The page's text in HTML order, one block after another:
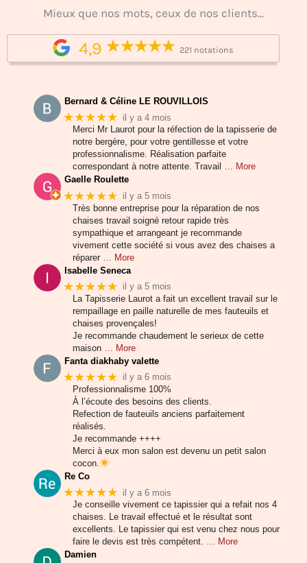
Mieux que nos mots, ceux de nos clients...
4,9 221 notations
Bernard & Céline LE ROUVILLOIS
★★★★★ il y a 4 mois
Merci Mr Laurot pour la réfection de la tapisserie de
notre bergère, pour votre gentillesse et votre
professionnalisme. Réalisation parfaite
correspondant à notre attente. Travail … More
Gaelle Roulette
★★★★★ il y a 5 mois
Très bonne entreprise pour la réparation de nos
chaises travail soigné retour rapide très
sympathique et arrangeant je recommande
vivement cette société si vous avez des chaises a
réparer
… More
Isabelle Seneca
★★★★★ il y a 5 mois
La Tapisserie Laurot a fait un excellent travail sur le
rempaillage en paille naturelle de mes fauteuils et
chaises provençales!
Je recommande chaudement le serieux de cette
maison
… More
Fanta diakhaby valette
★★★★★ il y a 6 mois
Professionnalisme 100%
À l’écoute des besoins des clients.
Refection de fauteuils anciens parfaitement
réalisés.
Je recommande ++++
Merci à eux mon salon est devenu un petit salon
cocon.
Re Co
★★★★★ il y a 6 mois
Je conseille vivement ce tapissier qui a refait nos 4
chaises. Le travail effectué et le résultat sont
excellents. Le tapissier qui est venu chez nous pour
faire le devis est très compétent. … More
Damien